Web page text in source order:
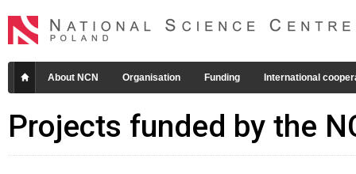
About NCN Organisation Funding International
Projects funded by the